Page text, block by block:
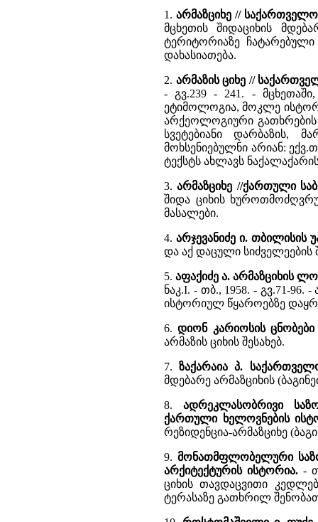
1. არმაზციხე //
მცხეთის შიდაციხის
ტერიტორიაზე
დახასიათება.
2. არმაზის ციხე //
- გვ.239 - 241. -
ეტიმოლოგია, მოკლე
არქეოლოგიური გათხრების
სვეტებიანი დარბაზის,
მოხსენიებულნი არიან:
ტექსტს ახლავს
3.არმაზციხე //ქართული
შიდა ციხის
მასალები.
4. არჯევანიძე ი. თბილისის
და აქ დაცული სიძველეების
5.აფაქიძე ა. არმაზციხის
ნაკ.I. - თბ., 1958. - გვ.71-
ისტორიულ წყაროებზე
6.დიონ კარიოსის
არმაზის ციხის შესახებ.
7.ზაქარაია პ.
მდებარე არმაზციხის
8. ადრეკლასობრივი
ქართული ხელოვნების
რეზიდენცია-არმაზციხე
9. მონათმფლობელური
არქიტექტურის ისტორია. -
ციხის თავდაცვითი
ტერასაზე გათხრილ